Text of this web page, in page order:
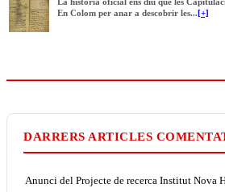
La història oficial ens diu que les
En Colom per anar a descobrir les... [+]
DARRERS ARTICLES
Anunci del Projecte de recerca Institut Nova